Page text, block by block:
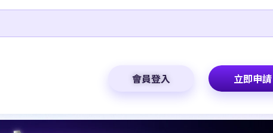
會員登入 立即申請